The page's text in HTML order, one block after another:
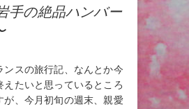
手の絶品ハンバー
ンスの旅行記、なんとか今
えたいと思っているところ
が、今月初旬の週末、親愛